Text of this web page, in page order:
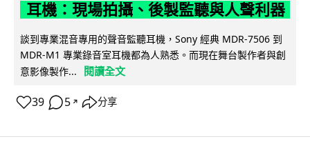
耳機：現場拍攝、後製監聽與人聲利器
談到專業混音專用的聲音監聽耳機，Sony 經典 MDR-7506 到
MDR-M1 專業錄音室耳機都為人熟悉。而現在舞台製作者與創
意影像製作...
閱讀全文
39 5 ↗ 分享